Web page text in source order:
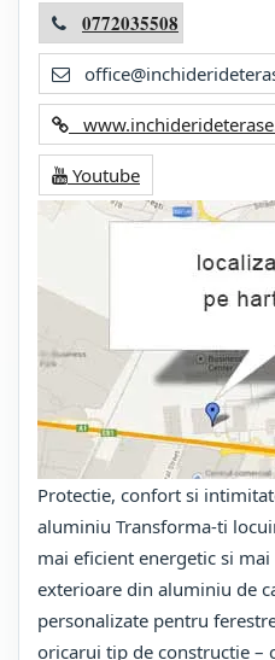
0772035508
Youtube
Protectie, confort si
aluminiu Transforma-ti
mai eficient energetic si
exterioare din aluminiu de
personalizate pentru
oricarui tip de constructie –